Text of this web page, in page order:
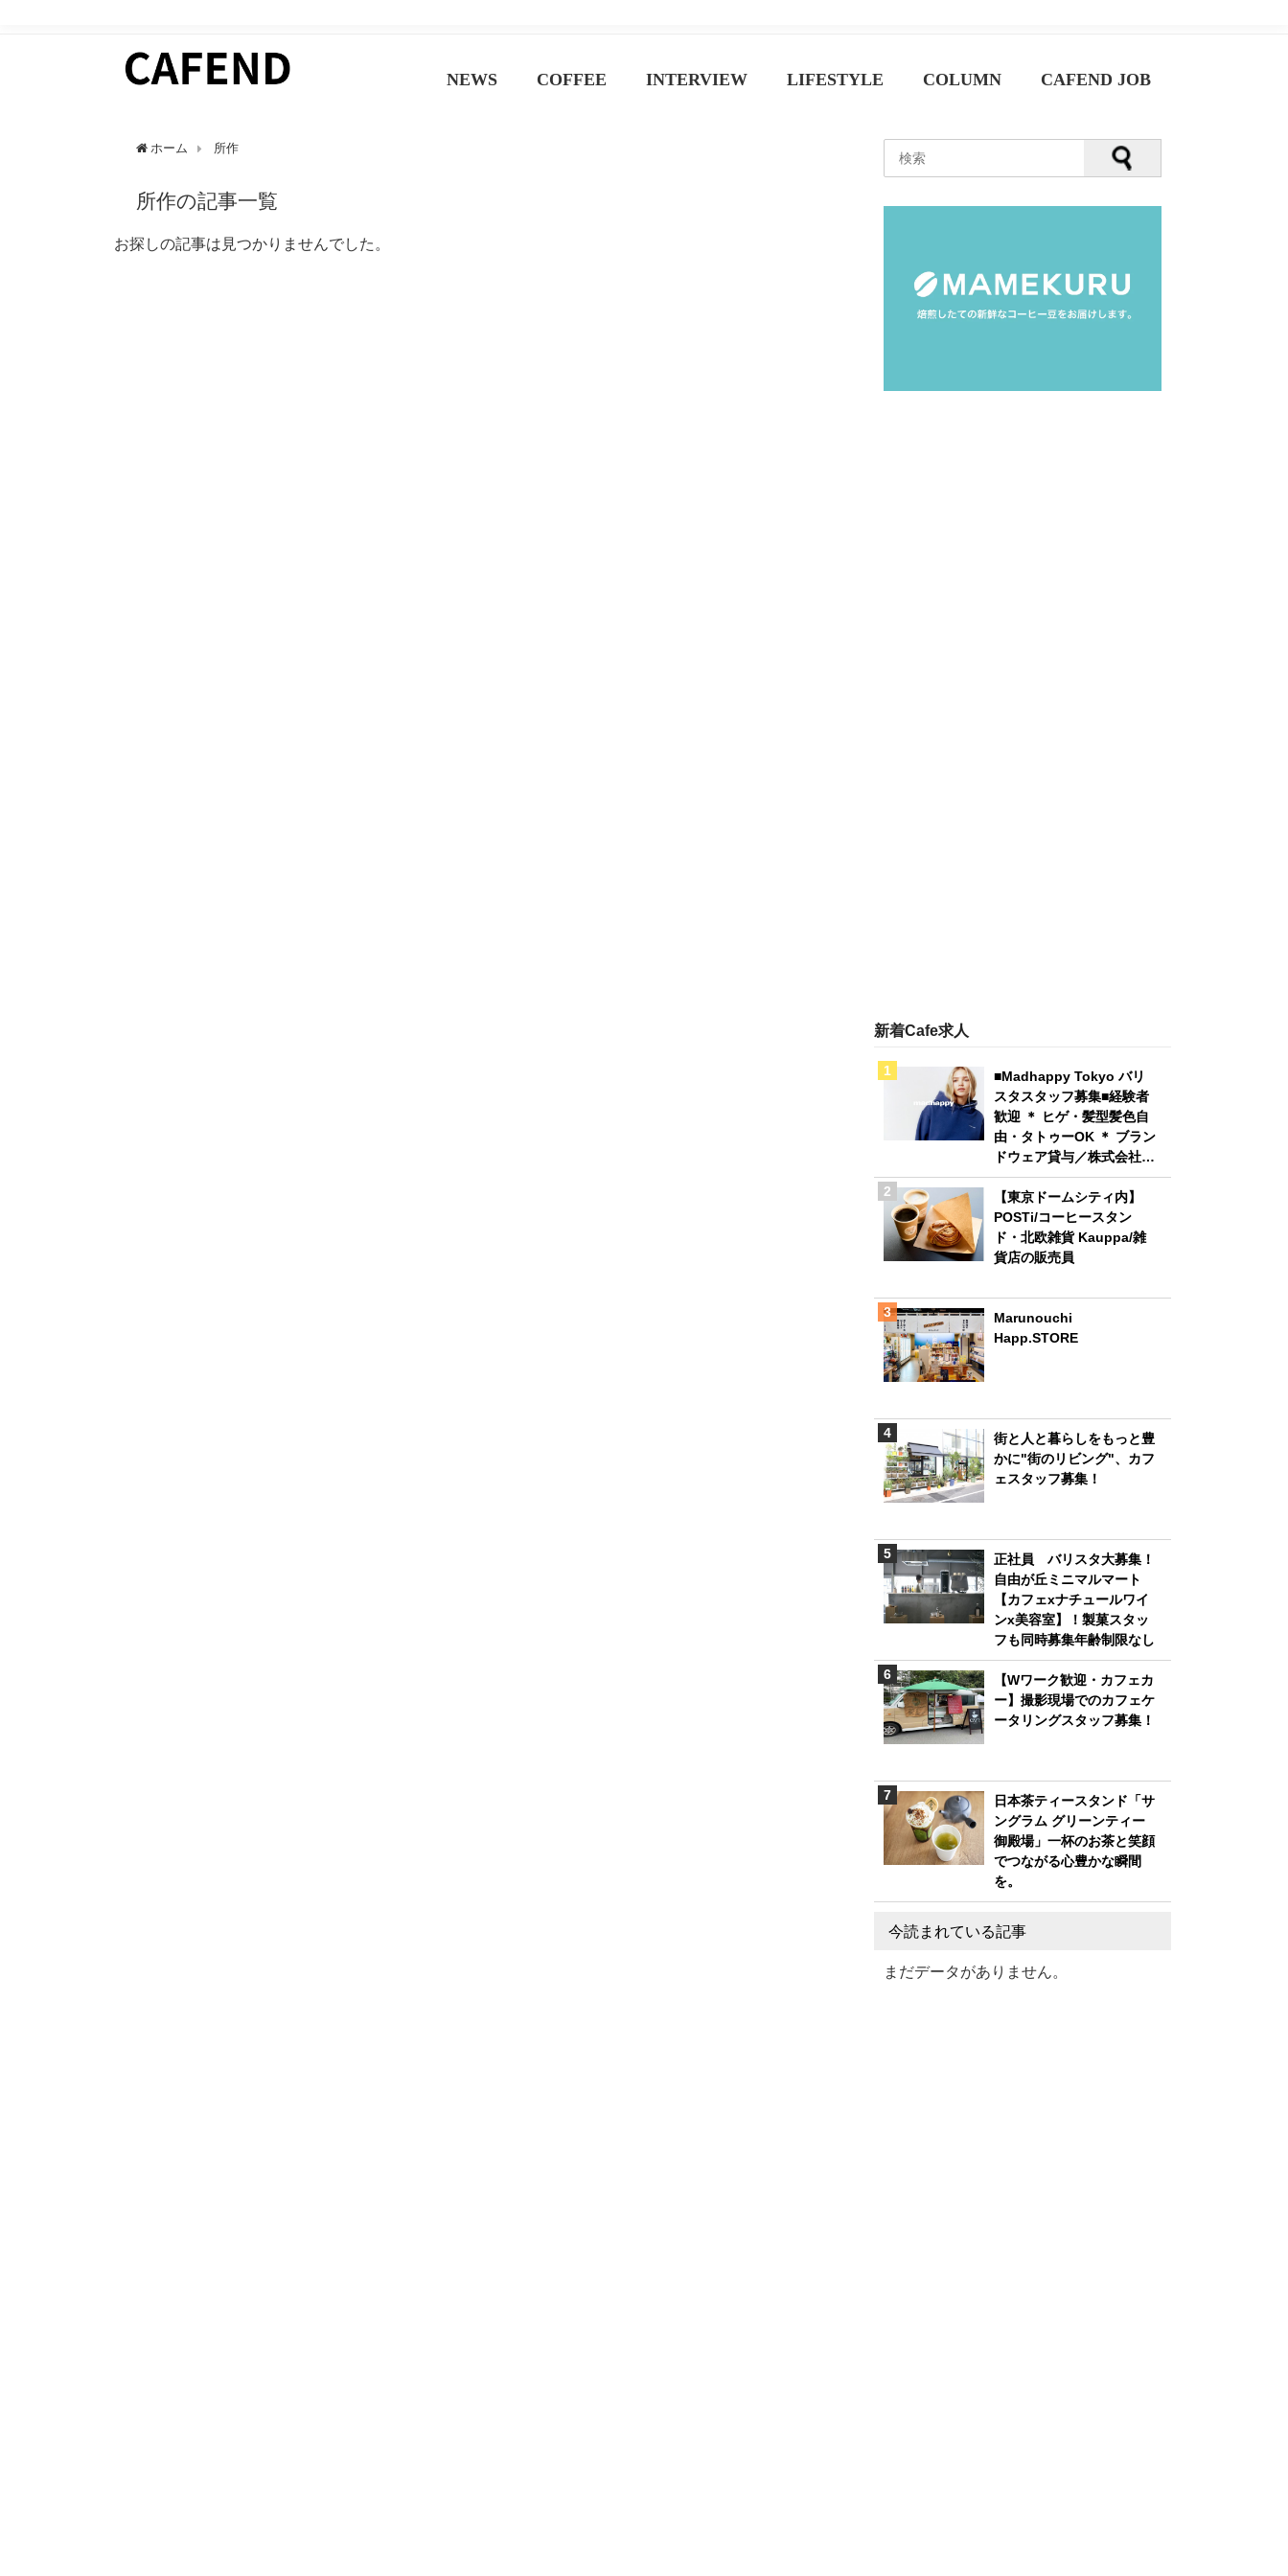
NEWS COFFEE INTERVIEW LIFESTYLE COLUMN CAFEND JOB
ホーム 所作
所作の記事一覧
お探しの記事は見つかりませんでした。
新着Cafe求人
■Madhappy Tokyo バリ
スタスタッフ募集■経験者
歓迎 ＊ ヒゲ・髪型髪色自
由・タトゥーOK ＊ ブラン
ドウェア貸与／株式会社
Madhappy Japan
【東京ドームシティ内】
POSTi/コーヒースタン
ド・北欧雑貨 Kauppa/雑
貨店の販売員
Marunouchi
Happ.STORE
街と人と暮らしをもっと豊
かに"街のリビング"、カフ
ェスタッフ募集！
正社員 バリスタ大募集！
自由が丘ミニマルマート
【カフェxナチュールワイ
ンx美容室】！製菓スタッ
フも同時募集年齢制限なし
【Wワーク歓迎・カフェカ
ー】撮影現場でのカフェケ
ータリングスタッフ募集！
日本茶ティースタンド「サ
ングラム グリーンティー
御殿場」一杯のお茶と笑顔
でつながる心豊かな瞬間
を。
今読まれている記事
まだデータがありません。